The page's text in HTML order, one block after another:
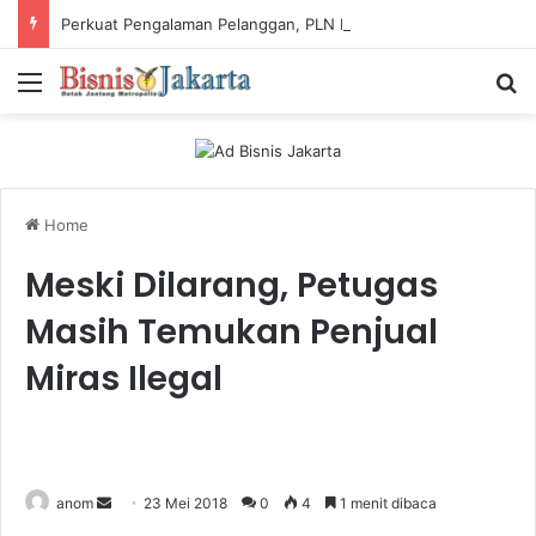
Menu
Home
Meski Dilarang, Petugas
Masih Temukan Penjual
Miras Ilegal
anom 23 Mei 2018 0 4 1 menit dibaca